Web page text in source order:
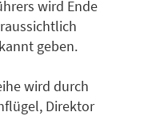
wird Ende
geben.
wird durch
Direktor